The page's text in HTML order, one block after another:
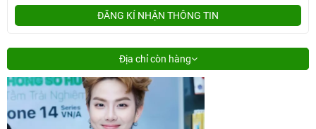
ĐĂNG KÍ NHẬN THÔNG TIN
Địa chỉ còn hàng